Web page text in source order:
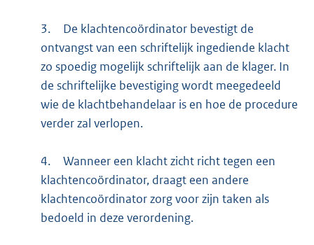
3.
De klachtencoördinator bevestigt de
ontvangst van een schriftelijk ingediende klacht
zo spoedig mogelijk schriftelijk aan de klager. In
de schriftelijke bevestiging wordt meegedeeld
wie de klachtbehandelaar is en hoe de procedure
verder zal verlopen.
4.
Wanneer een klacht zicht richt tegen een
klachtencoördinator, draagt een andere
klachtencoördinator zorg voor zijn taken als
bedoeld in deze verordening.